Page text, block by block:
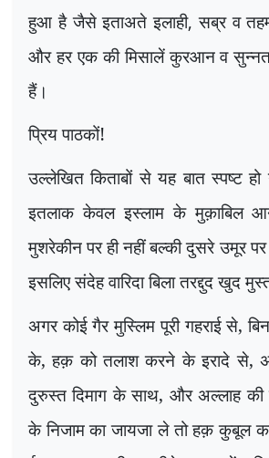
हुआ है जैसे इताअते इलाही,सब्र व
और हर एक की मिसालें कुरआन व
हैं।
प्रिय पाठकों!
उल्लेखित किताबों से यह बात स्पष्ट हो
इतलाक केवल इस्लाम के मुक़ाबिल
मुशरेकीन पर ही नहीं बल्की दुसरे उमूर
इसलिए संदेह वारिदा बिला तरद्दुद खुद
अगर कोई गैर मुस्लिमपूरी गहराई से,
के, हक़ को तलाश करनेकेइरादे से,
दुरुस्त दिमाग के साथ, और अल्लाह
के निजामकाजायजाले तो हक़कुबूल